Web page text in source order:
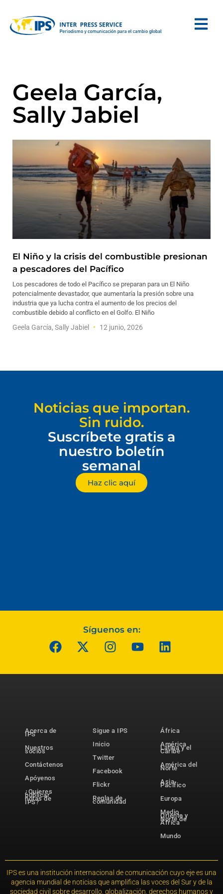
Geela García,
Sally Jabiel
El Niño y la crisis del combustible presionan
a pescadores del Pacífico
Los pescadores de todo el Pacífico se preparan para un El Niño
potencialmente devastador, que aumentaría la presión sobre una
industria que ya lucha contra el aumento de los precios del
combustible debido al conflicto en el Golfo. El Niño
Geela García, Sally Jabiel 12 junio, 2026
Noticias que importan.
Sin ruido.
Suscríbete gratis a
nuestro boletín
semanal
Haz clic aquí
Síguenos en:
Acerca de
IPS
Nuestros
socios
Contáctenos
Apóyenos
¿Quieres
publicar
notas de
IPS?
Sigue a IPS
Inicio
Twitter
Facebook
Flickr
Reglas de
comunidad
África
América
Latina y el
Caribe
América del
Norte
Asia-
Pacífico
Europa
Medio
Oriente y
Norte de
África
Mundo
IPS es una institución internacional de comunicación cuyo eje es una
agencia mundial de noticias que amplifica las voces del Sur y de la
sociedad civil sobre desarrollo, globalización, derechos humanos y